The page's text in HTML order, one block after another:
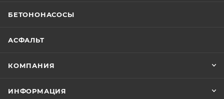
БЕТОНОНАСОСЫ
АСФАЛЬТ
КОМПАНИЯ
ИНФОРМАЦИЯ